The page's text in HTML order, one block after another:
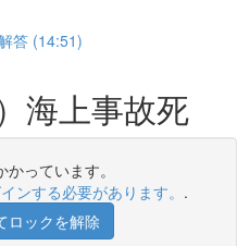
答 (14:51)
海上事故死
っています。
ンする必要があります。 .
ロックを解除